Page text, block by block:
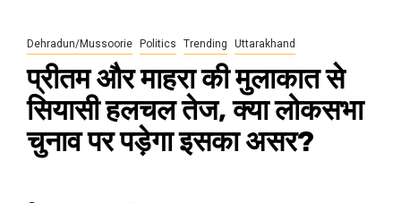
Dehradun/Mussoorie Politics Trending Uttarakhand
प्रीतम और माहरा की मुलाकात से
सियासी हलचल तेज, क्या लोकसभा
चुनाव पर पड़ेगा इसका असर?